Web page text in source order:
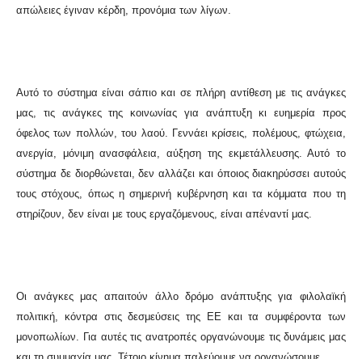
απώλειες έγιναν κέρδη, προνόμια των λίγων.
Αυτό το σύστημα είναι σάπιο και σε πλήρη αντίθεση με τις ανάγκες
μας, τις ανάγκες της κοινωνίας για ανάπτυξη κι ευημερία προς
όφελος των πολλών, του λαού. Γεννάει κρίσεις, πολέμους, φτώχεια,
ανεργία, μόνιμη ανασφάλεια, αύξηση της εκμετάλλευσης. Αυτό το
σύστημα δε διορθώνεται, δεν αλλάζει και όποιος διακηρύσσει αυτούς
τους στόχους, όπως η σημερινή κυβέρνηση και τα κόμματα που τη
στηρίζουν, δεν είναι με τους εργαζόμενους, είναι απέναντί μας.
Οι ανάγκες μας απαιτούν άλλο δρόμο ανάπτυξης για φιλολαϊκή
πολιτική, κόντρα στις δεσμεύσεις της ΕΕ και τα συμφέροντα των
μονοπωλίων. Για αυτές τις ανατροπές οργανώνουμε τις δυνάμεις μας